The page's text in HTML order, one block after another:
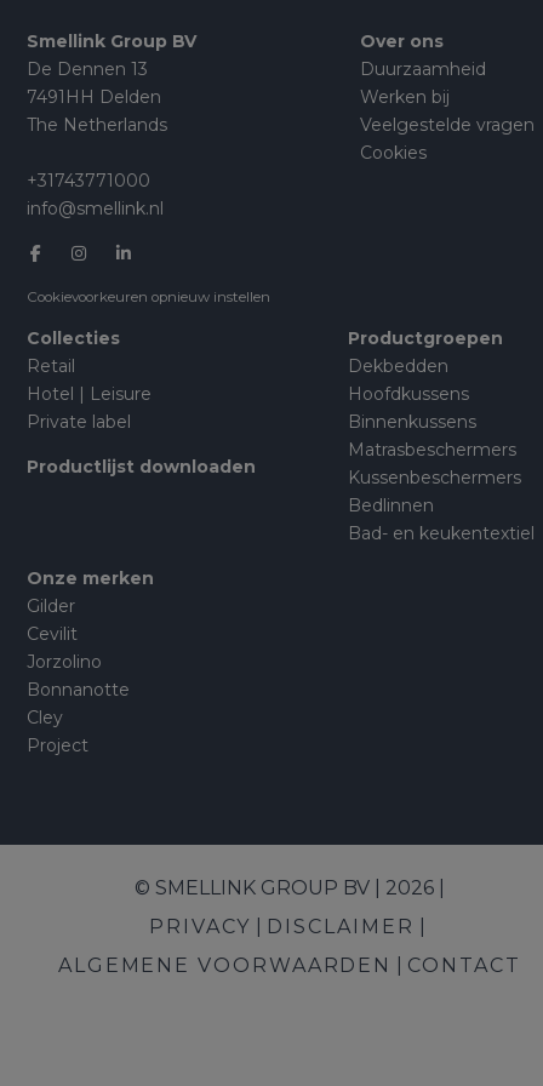
Smellink Group BV
De Dennen 13
7491HH Delden
The Netherlands
+31743771000
info@smellink.nl
Cookievoorkeuren opnieuw instellen
Over ons
Duurzaamheid
Werken bij
Veelgestelde vragen
Cookies
Collecties
Retail
Hotel | Leisure
Private label
Productlijst downloaden
Productgroepen
Dekbedden
Hoofdkussens
Binnenkussens
Matrasbeschermers
Kussenbeschermers
Bedlinnen
Bad- en keukentextiel
Onze merken
Gilder
Cevilit
Jorzolino
Bonnanotte
Cley
Project
© SMELLINK GROUP BV | 2026 |
PRIVACY
DISCLAIMER
ALGEMENE VOORWAARDEN
CONTACT